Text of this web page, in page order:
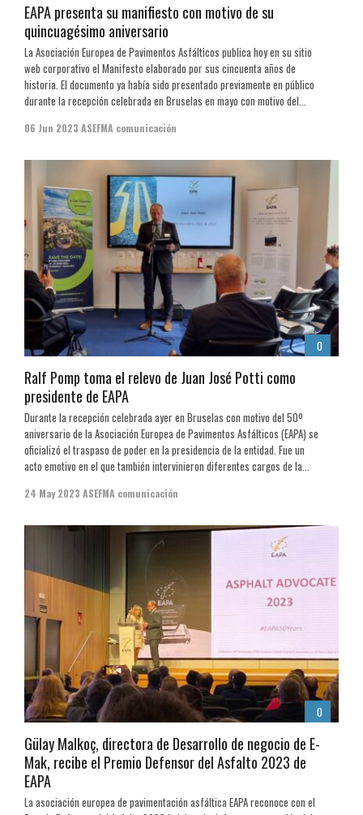
EAPA presenta su manifiesto con motivo de su
quincuagésimo aniversario
La Asociación Europea de Pavimentos Asfálticos publica hoy en su sitio
web corporativo el Manifesto elaborado por sus cincuenta años de
historia. El documento ya había sido presentado previamente en público
durante la recepción celebrada en Bruselas en mayo con motivo del...
06 Jun 2023 ASEFMA comunicación
0
Ralf Pomp toma el relevo de Juan José Potti como
presidente de EAPA
Durante la recepción celebrada ayer en Bruselas con motivo del 50º
aniversario de la Asociación Europea de Pavimentos Asfálticos (EAPA) se
oficializó el traspaso de poder en la presidencia de la entidad. Fue un
acto emotivo en el que también intervinieron diferentes cargos de la...
24 May 2023 ASEFMA comunicación
0
Gülay Malkoç, directora de Desarrollo de negocio de E-
Mak, recibe el Premio Defensor del Asfalto 2023 de
EAPA
La asociación europea de pavimentación asfáltica EAPA reconoce con el